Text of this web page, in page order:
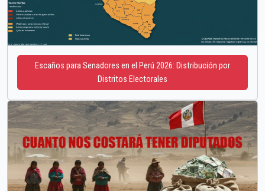
Escaños para Senadores en el Perú 2026: Distribución por
Distritos Electorales